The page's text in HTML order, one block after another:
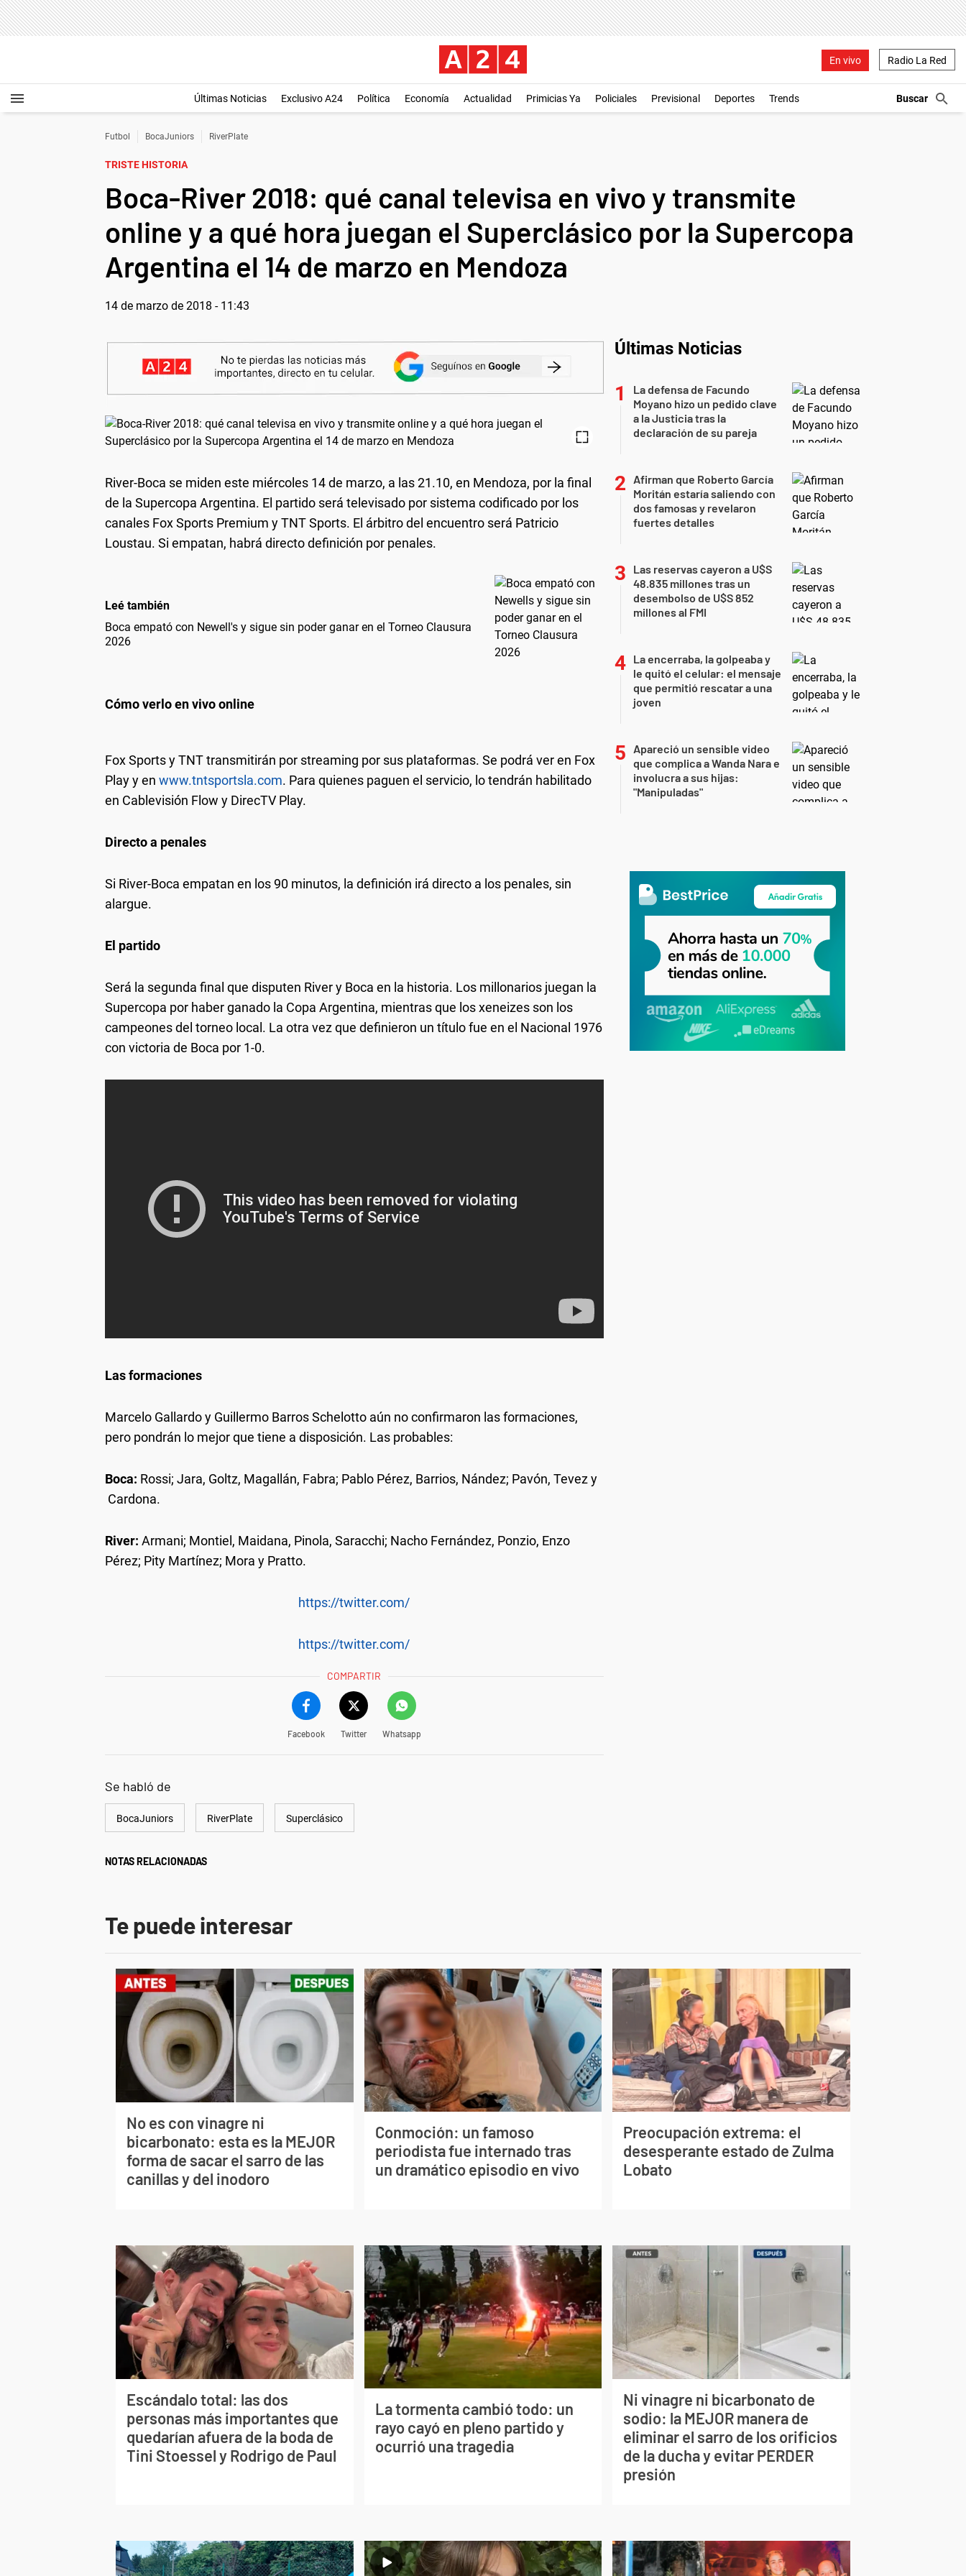
En vivo Radio La Red
Últimas Noticias Exclusivo A24 Política Economía Actualidad Primicias Ya Policiales Previsional Deportes Trends
Futbol BocaJuniors RiverPlate
TRISTE HISTORIA
Boca-River 2018: qué canal televisa en vivo y transmite
online y a qué hora juegan el Superclásico por la Supercopa
Argentina el 14 de marzo en Mendoza
14 de marzo de 2018 - 11:43
River-Boca se miden este miércoles 14 de marzo, a las 21.10, en Mendoza, por la final
de la Supercopa Argentina. El partido será televisado por sistema codificado por los
canales Fox Sports Premium y TNT Sports. El árbitro del encuentro será Patricio
Loustau. Si empatan, habrá directo definición por penales.
Leé también
Boca empató con Newell's y sigue sin poder ganar en el Torneo Clausura
2026
Cómo verlo en vivo online
Fox Sports y TNT transmitirán por streaming por sus plataformas. Se podrá ver en Fox
Play y en www.tntsportsla.com. Para quienes paguen el servicio, lo tendrán habilitado
en Cablevisión Flow y DirecTV Play.
Directo a penales
Si River-Boca empatan en los 90 minutos, la definición irá directo a los penales, sin
alargue.
El partido
Será la segunda final que disputen River y Boca en la historia. Los millonarios juegan la
Supercopa por haber ganado la Copa Argentina, mientras que los xeneizes son los
campeones del torneo local. La otra vez que definieron un título fue en el Nacional 1976
con victoria de Boca por 1-0.
Las formaciones
Marcelo Gallardo y Guillermo Barros Schelotto aún no confirmaron las formaciones,
pero pondrán lo mejor que tiene a disposición. Las probables:
Boca: Rossi; Jara, Goltz, Magallán, Fabra; Pablo Pérez, Barrios, Nández; Pavón, Tevez y
Cardona.
River: Armani; Montiel, Maidana, Pinola, Saracchi; Nacho Fernández, Ponzio, Enzo
Pérez; Pity Martínez; Mora y Pratto.
https://twitter.com/
https://twitter.com/
COMPARTIR
Facebook Twitter Whatsapp
Se habló de
BocaJuniors RiverPlate Superclásico
NOTAS RELACIONADAS
Últimas Noticias
La defensa de Facundo
Moyano hizo un pedido clave
a la Justicia tras la
declaración de su pareja
Afirman que Roberto García
Moritán estaría saliendo con
dos famosas y revelaron
fuertes detalles
Las reservas cayeron a U$S
48.835 millones tras un
desembolso de U$S 852
millones al FMI
La encerraba, la golpeaba y
le quitó el celular: el mensaje
que permitió rescatar a una
joven
Apareció un sensible video
que complica a Wanda Nara e
involucra a sus hijas:
"Manipuladas"
Te puede interesar
No es con vinagre ni
bicarbonato: esta es la MEJOR
forma de sacar el sarro de las
canillas y del inodoro
Conmoción: un famoso
periodista fue internado tras
un dramático episodio en vivo
Preocupación extrema: el
desesperante estado de Zulma
Lobato
Escándalo total: las dos
personas más importantes que
quedarían afuera de la boda de
Tini Stoessel y Rodrigo de Paul
La tormenta cambió todo: un
rayo cayó en pleno partido y
ocurrió una tragedia
Ni vinagre ni bicarbonato de
sodio: la MEJOR manera de
eliminar el sarro de los orificios
de la ducha y evitar PERDER
presión